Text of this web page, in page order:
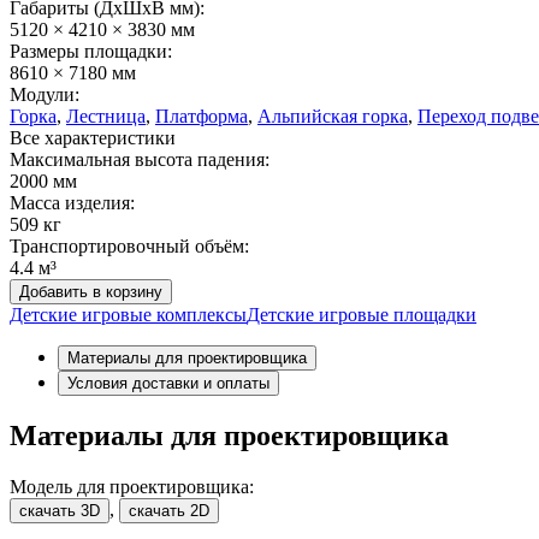
Габариты (ДхШxВ мм):
5120 × 4210 × 3830 мм
Размеры площадки:
8610 × 7180 мм
Модули:
Горка, Лестница, Платформа, Альпийская горка, Переход
Все характеристики
Максимальная высота падения:
2000 мм
Масса изделия:
509 кг
Транспортировочный объём:
4.4 м³
Добавить в корзину
Детские игровые комплексыДетские игровые площадки
Материалы для проектировщика
Условия доставки и оплаты
Материалы для проектировщика
Модель для проектировщика:
скачать 3D , скачать 2D